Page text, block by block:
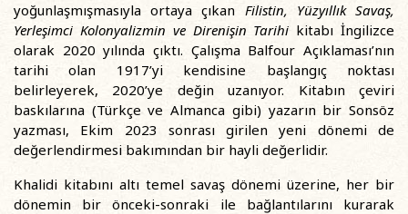
yoğunlaşmışmasıyla ortaya çıkan Filistin, Yüzyıllık Savaş,
Yerleşimci Kolonyalizmin ve Direnişin Tarihi kitabı İngilizce
olarak 2020 yılında çıktı. Çalışma Balfour Açıklaması’nın
tarihi olan 1917’yi kendisine başlangıç noktası
belirleyerek, 2020’ye değin uzanıyor. Kitabın çeviri
baskılarına (Türkçe ve Almanca gibi) yazarın bir Sonsöz
yazması, Ekim 2023 sonrası girilen yeni dönemi de
değerlendirmesi bakımından bir hayli değerlidir.
Khalidi kitabını altı temel savaş dönemi üzerine, her bir
dönemin bir önceki-sonraki ile bağlantılarını kurarak